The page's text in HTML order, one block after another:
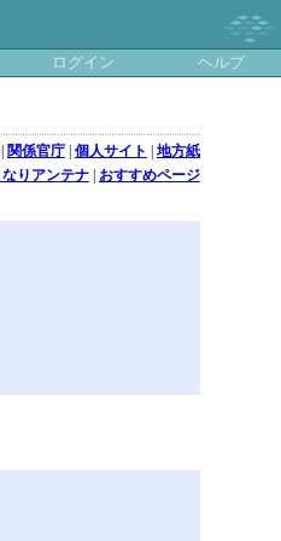
ログイン ヘルプ
関係官庁| 個人サイト
地方紙
なりアンテナ| おすすめページ